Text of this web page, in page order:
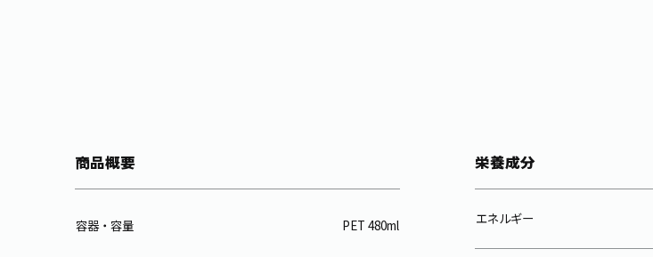
商品概要
容器・容量 PET 480ml
栄養成分
エネルギー